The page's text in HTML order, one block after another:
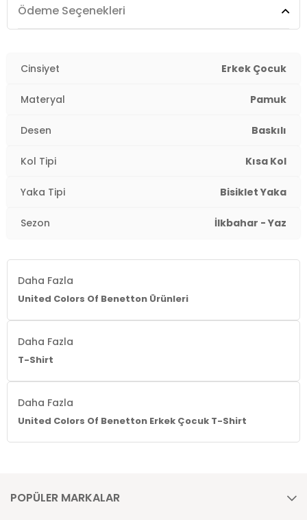
Menşei : Tunus
Ödeme Seçenekleri
Cinsiyet Erkek Çocuk
Materyal Pamuk
Desen Baskılı
Kol Tipi Kısa Kol
Yaka Tipi Bisiklet Yaka
Sezon İlkbahar - Yaz
Daha Fazla
United Colors Of Benetton Ürünleri
Daha Fazla
T-Shirt
Daha Fazla
United Colors Of Benetton Erkek Çocuk T-Shirt
POPÜLER MARKALAR